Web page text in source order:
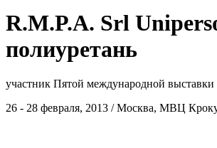
R.M.P.A. Srl
полиуретань
участник Пятой международной выставки
26 - 28 февраля, 2013 / Москва, МВЦ